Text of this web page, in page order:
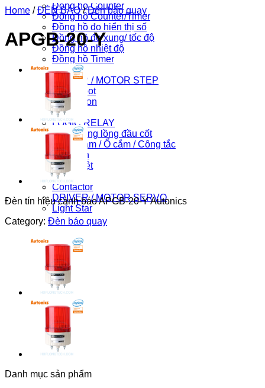
Đồng hồ Counter
Đồng hồ Counter/Timer
Đồng hồ đo hiển thị số
Đồng hồ đo xung/ tốc độ
Đồng hồ nhiệt độ
Đồng hồ Timer
Khác
DRIVER / MOTOR STEP
HIK Robot
HIK Vision
HMI
LOGIC RELAY
Máy in ống lồng đầu cốt
Phích cắm / Ổ cắm / Công tắc
Phụ kiện
Can nhiệt
PLC
Contactor
DRIVER / MOTOR SERVO
Light Star
Home / ĐÈN BÁO / Đèn báo quay
APGB-20-Y
Đèn tín hiệu cảnh báo APGB-20-Y Autonics
Category: Đèn báo quay
Danh mục sản phẩm